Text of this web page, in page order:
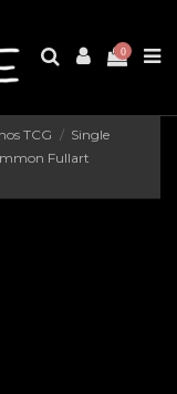
0
TCG
Single
Fullart